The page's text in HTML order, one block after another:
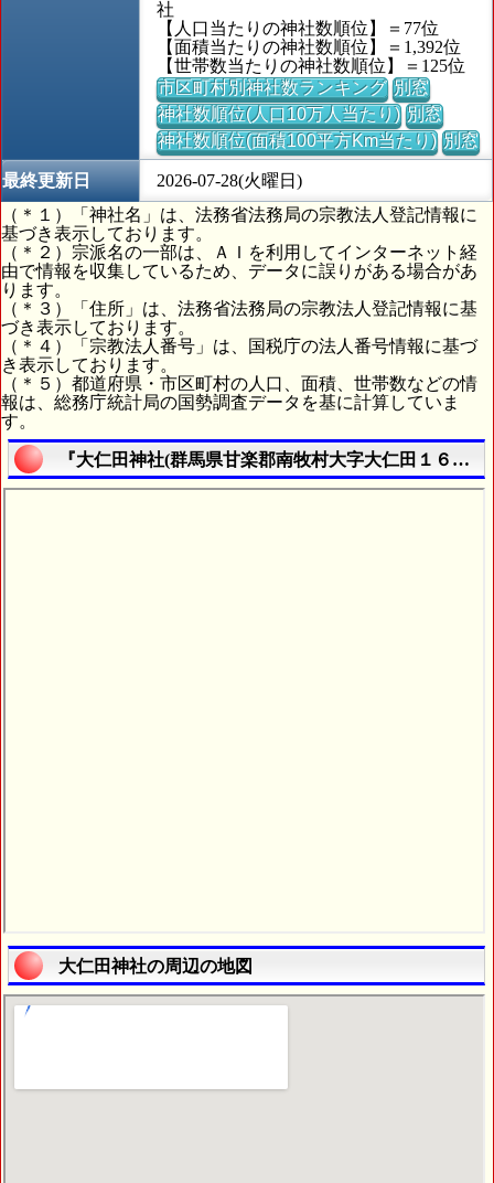
社
【人口当たりの神社数順位】＝77位
【面積当たりの神社数順位】＝1,392位
【世帯数当たりの神社数順位】＝125位
市区町村別神社数ランキング 別窓
神社数順位(人口10万人当たり) 別窓
神社数順位(面積100平方Km当たり) 別窓
最終更新日
2026-07-28(火曜日)
（＊１）「神社名」は、法務省法務局の宗教法人登記情報に
基づき表示しております。
（＊２）宗派名の一部は、ＡＩを利用してインターネット経
由で情報を収集しているため、データに誤りがある場合があ
ります。
（＊３）「住所」は、法務省法務局の宗教法人登記情報に基
づき表示しております。
（＊４）「宗教法人番号」は、国税庁の法人番号情報に基づ
き表示しております。
（＊５）都道府県・市区町村の人口、面積、世帯数などの情
報は、総務庁統計局の国勢調査データを基に計算していま
す。
『大仁田神社(群馬県甘楽郡南牧村大字大仁田１６６
大仁田神社の周辺の地図